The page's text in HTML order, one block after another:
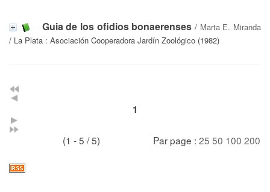
Guia de los ofidios bonaerenses / Marta E. Miranda
/ La Plata : Asociación Cooperadora Jardín Zoológico (1982)
1
(1 - 5 / 5) Par page : 25 50 100 200